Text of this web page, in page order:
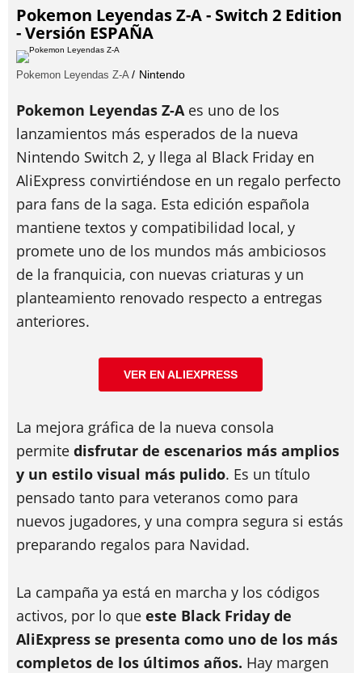
Pokemon Leyendas Z-A - Switch 2 Edition
- Versión ESPAÑA
Pokemon Leyendas Z-A Nintendo
Pokemon Leyendas Z-Aes uno de los
lanzamientos más esperados de la nueva
Nintendo Switch 2, y llega al Black Friday en
AliExpress convirtiéndose en un regalo perfecto
para fans de la saga. Esta edición española
mantiene textos y compatibilidad local, y
promete uno de los mundos más ambiciosos
de la franquicia, con nuevas criaturas y un
planteamiento renovado respecto a entregas
anteriores.
VER EN ALIEXPRESS
La mejora gráfica de la nueva consola
permite disfrutar de escenarios más amplios
y un estilo visual más pulido. Es un título
pensado tanto para veteranos como para
nuevos jugadores, y una compra segura si estás
preparando regalos para Navidad.
La campaña ya está en marcha y los códigos
activos, por lo que este Black Friday de
AliExpress se presenta como uno de los más
completos de los últimos años. Hay margen